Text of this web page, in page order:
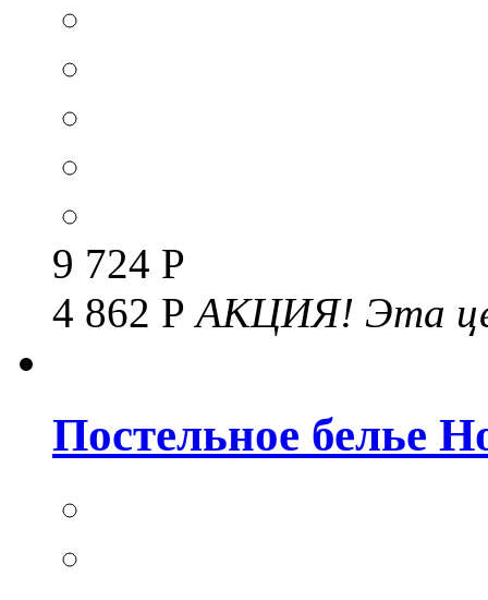
9 724 Р
4 862 РАКЦИЯ! Эта
Постельное белье